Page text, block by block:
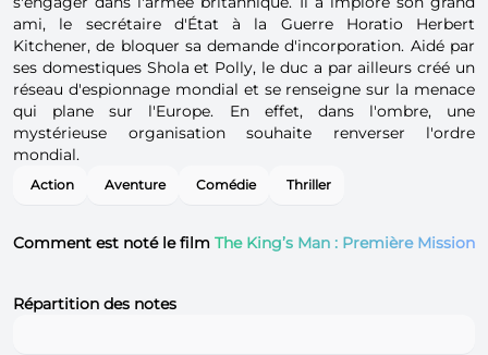
ami, le secrétaire d'État à la Guerre Horatio Herbert
Kitchener, de bloquer sa demande d'incorporation. Aidé par
ses domestiques Shola et Polly, le duc a par ailleurs créé un
réseau d'espionnage mondial et se renseigne sur la menace
qui plane sur l'Europe. En effet, dans l'ombre, une
mystérieuse organisation souhaite renverser l'ordre
mondial.
Action Aventure Comédie Thriller
Comment est noté le film The King’s Man : Première Mission
Répartition des notes